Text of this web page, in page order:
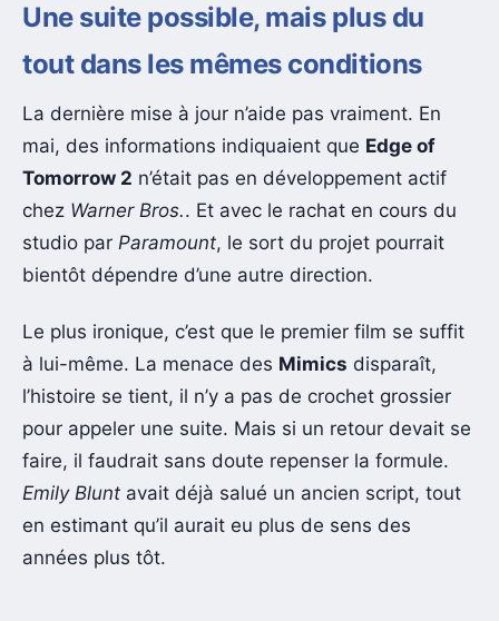
Une suite possible, mais plus du
tout dans les mêmes conditions
La dernière mise à jour n’aide pas vraiment. En
mai, des informations indiquaient que Edge of
Tomorrow 2 n’était pas en développement actif
chez Warner Bros.. Et avec le rachat en cours du
studio par Paramount, le sort du projet pourrait
bientôt dépendre d’une autre direction.
Le plus ironique, c’est que le premier film se suffit
à lui-même. La menace des Mimics disparaît,
l’histoire se tient, il n’y a pas de crochet grossier
pour appeler une suite. Mais si un retour devait se
faire, il faudrait sans doute repenser la formule.
Emily Blunt avait déjà salué un ancien script, tout
en estimant qu’il aurait eu plus de sens des
années plus tôt.